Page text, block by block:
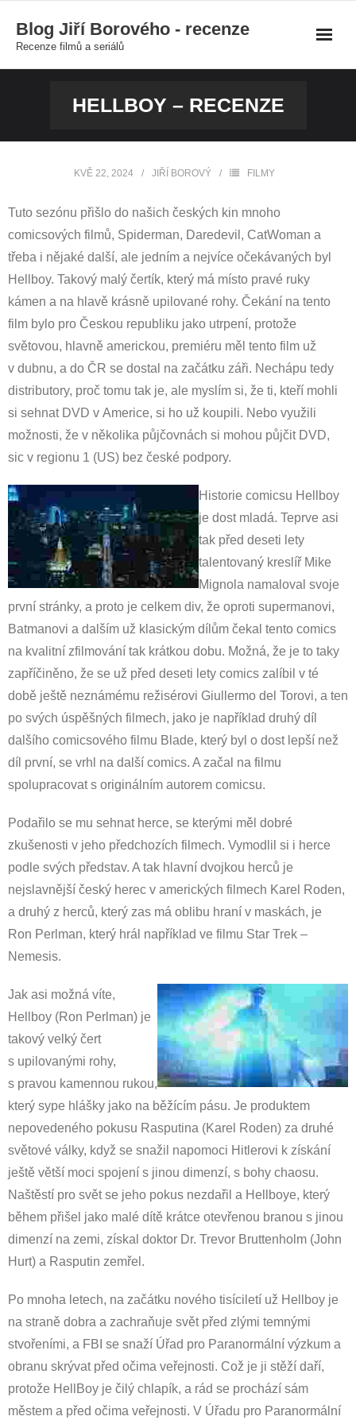
content
Blog Jiří Borového - recenze
Recenze filmů a seriálů
HELLBOY – RECENZE
KVĚ 22, 2024 JIŘÍ BOROVÝ FILMY
Tuto sezónu přišlo do našich českých kin mnoho
comicsových filmů, Spiderman, Daredevil, CatWoman a
třeba i nějaké další, ale jedním a nejvíce očekávaných byl
Hellboy. Takový malý čertík, který má místo pravé ruky
kámen a na hlavě krásně upilované rohy. Čekání na tento
film bylo pro Českou republiku jako utrpení, protože
světovou, hlavně americkou, premiéru měl tento film už
v dubnu, a do ČR se dostal na začátku záři. Nechápu tedy
distributory, proč tomu tak je, ale myslím si, že ti, kteří mohli
si sehnat DVD v Americe, si ho už koupili. Nebo využili
možnosti, že v několika půjčovnách si mohou půjčit DVD,
sic v regionu 1 (US) bez české podpory.
Historie comicsu Hellboy
je dost mladá. Teprve asi
tak před deseti lety
talentovaný kreslíř Mike
Mignola namaloval svoje
první stránky, a proto je celkem div, že oproti supermanovi,
Batmanovi a dalším už klasickým dílům čekal tento comics
na kvalitní zfilmování tak krátkou dobu. Možná, že je to taky
zapříčiněno, že se už před deseti lety comics zalíbil v té
době ještě neznámému režisérovi Giullermo del Torovi, a ten
po svých úspěšných filmech, jako je například druhý díl
dalšího comicsového filmu Blade, který byl o dost lepší než
díl první, se vrhl na další comics. A začal na filmu
spolupracovat s originálním autorem comicsu.
Podařilo se mu sehnat herce, se kterými měl dobré
zkušenosti v jeho předchozích filmech. Vymodlil si i herce
podle svých představ. A tak hlavní dvojkou herců je
nejslavnější český herec v amerických filmech Karel Roden,
a druhý z herců, který zas má oblibu hraní v maskách, je
Ron Perlman, který hrál například ve filmu Star Trek –
Nemesis.
Jak asi možná víte,
Hellboy (Ron Perlman) je
takový velký čert
s upilovanými rohy,
s pravou kamennou rukou,
který sype hlášky jako na běžícím pásu. Je produktem
nepovedeného pokusu Rasputina (Karel Roden) za druhé
světové války, když se snažil napomoci Hitlerovi k získání
ještě větší moci spojení s jinou dimenzí, s bohy chaosu.
Naštěstí pro svět se jeho pokus nezdařil a Hellboye, který
během přišel jako malé dítě krátce otevřenou branou s jinou
dimenzí na zemi, získal doktor Dr. Trevor Bruttenholm (John
Hurt) a Rasputin zemřel.
Po mnoha letech, na začátku nového tisíciletí už Hellboy je
na straně dobra a zachraňuje svět před zlými temnými
stvořeními, a FBI se snaží Úřad pro Paranormální výzkum a
obranu skrývat před očima veřejnosti. Což je ji stěží daří,
protože HellBoy je čilý chlapík, a rád se prochází sám
městem a před očima veřejnosti. V Úřadu pro Paranormální